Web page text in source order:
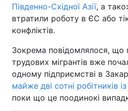
Південно-Східної Азії, а
втратили роботу в ЄС або
конфліктів.
Зокрема повідомлялося, що
трудових мігрантів вже
одному підприємстві в
майже дві сотні робітників
поки що це поодинокі